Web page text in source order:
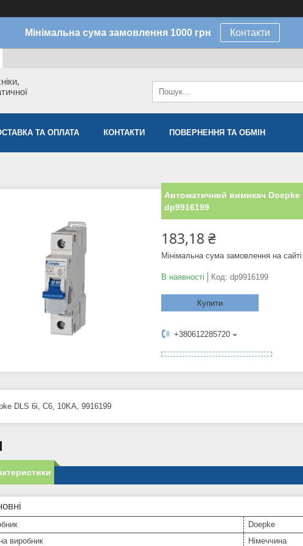
Мінімальна сума замовлення 1000 грн Контакти
ТА ОПЛАТА КОНТАКТИ ПОВЕРНЕННЯ ТА ОБМІН
Автоматичний вимикач Doepke
dp9916199
183,18 ₴
Мінімальна сума замовлення на
В наявності Код: dp9916199
Купити
+380612285720
DLS 6i, C6, 10KA, 9916199
Doepke
виробник
Німеччина